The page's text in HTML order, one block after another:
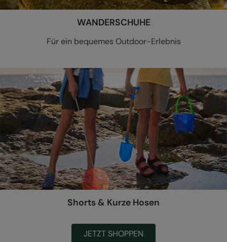
WANDERSCHUHE
Für ein bequemes Outdoor-Erlebnis
Shorts & Kurze Hosen
JETZT SHOPPEN